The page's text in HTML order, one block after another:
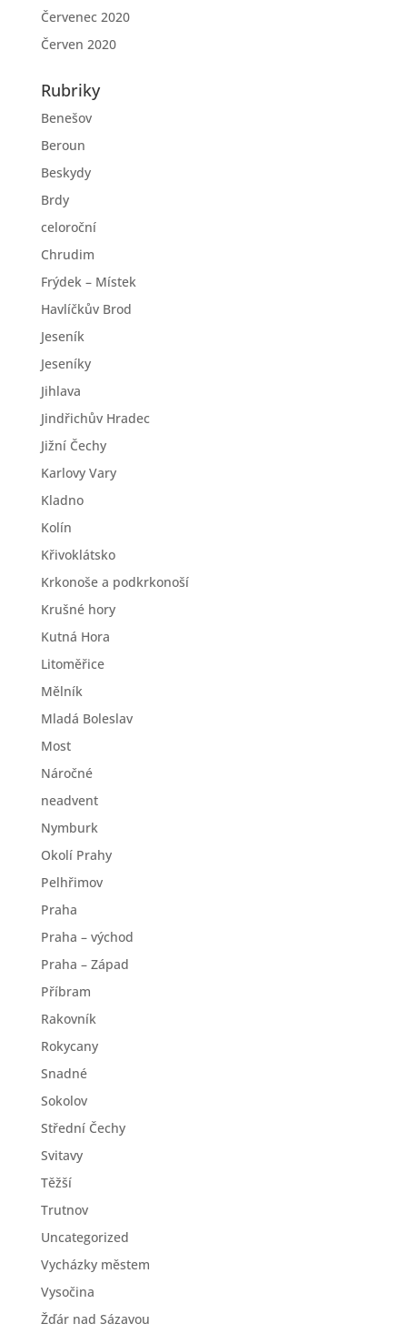
Červenec 2020
Červen 2020
Rubriky
Benešov
Beroun
Beskydy
Brdy
celoroční
Chrudim
Frýdek – Místek
Havlíčkův Brod
Jeseník
Jeseníky
Jihlava
Jindřichův Hradec
Jižní Čechy
Karlovy Vary
Kladno
Kolín
Křivoklátsko
Krkonoše a podkrkonoší
Krušné hory
Kutná Hora
Litoměřice
Mělník
Mladá Boleslav
Most
Náročné
neadvent
Nymburk
Okolí Prahy
Pelhřimov
Praha
Praha – východ
Praha – Západ
Příbram
Rakovník
Rokycany
Snadné
Sokolov
Střední Čechy
Svitavy
Těžší
Trutnov
Uncategorized
Vycházky městem
Vysočina
Žďár nad Sázavou